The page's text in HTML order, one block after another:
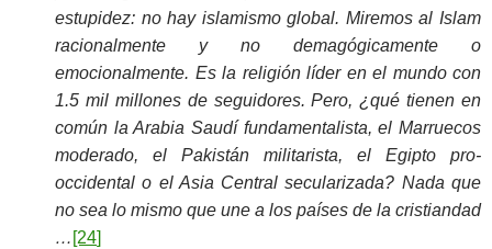
estupidez: no hay islamismo global. Miremos al Islam
racionalmente y no demagógicamente o
emocionalmente. Es la religión líder en el mundo con
1.5 mil millones de seguidores. Pero, ¿qué tienen en
común la Arabia Saudí fundamentalista, el Marruecos
moderado, el Pakistán militarista, el Egipto pro-
occidental o el Asia Central secularizada? Nada que
no sea lo mismo que une a los países de la cristiandad
… [24]